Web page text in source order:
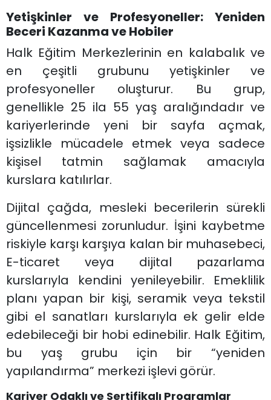
Yetişkinler ve Profesyoneller: Yeniden
Beceri Kazanma ve Hobiler
Halk Eğitim Merkezlerinin en kalabalık ve
en çeşitli grubunu yetişkinler ve
profesyoneller oluşturur. Bu grup,
genellikle 25 ila 55 yaş aralığındadır ve
kariyerlerinde yeni bir sayfa açmak,
işsizlikle mücadele etmek veya sadece
kişisel tatmin sağlamak amacıyla
kurslara katılırlar.
Dijital çağda, mesleki becerilerin sürekli
güncellenmesi zorunludur. İşini kaybetme
riskiyle karşı karşıya kalan bir muhasebeci,
E-ticaret veya dijital pazarlama
kurslarıyla kendini yenileyebilir. Emeklilik
planı yapan bir kişi, seramik veya tekstil
gibi el sanatları kurslarıyla ek gelir elde
edebileceği bir hobi edinebilir. Halk Eğitim,
bu yaş grubu için bir “yeniden
yapılandırma” merkezi işlevi görür.
Kariyer Odaklı ve Sertifikalı Programlar